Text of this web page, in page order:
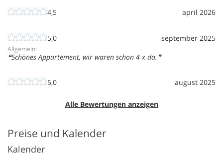
4,5 april 2026
5,0 september 2025
Allgemein:
Schönes Appartement, wir waren schon 4 x da.
5,0 august 2025
Alle Bewertungen anzeigen
Preise und Kalender
Kalender